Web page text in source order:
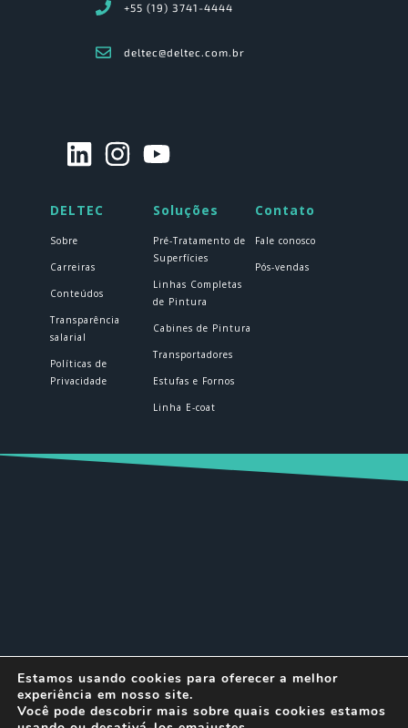
+55 (19) 3741-4444
deltec@deltec.com.br
DELTEC Soluções Contato
Sobre
Carreiras
Conteúdos
Transparência
salarial
Políticas de
Privacidade
Pré-Tratamento de
Superfícies
Linhas Completas
de Pintura
Cabines de Pintura
Transportadores
Estufas e Fornos
Linha E-coat
Fale conosco
Pós-vendas
reservados.
Estamos usando cookies para oferecer a melhor
experiência em nosso site.
Você pode descobrir mais sobre quais cookies estamos